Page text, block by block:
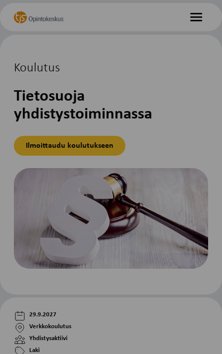
sisältöönEtusivu Valikko
Koulutus
Tietosuoja
yhdistystoiminnassa
Ilmoittaudu koulutukseen
29.9.2027
Verkkokoulutus
Yhdistysaktiivi
Laki